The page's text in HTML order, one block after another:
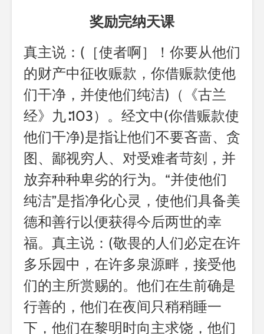
奖励完纳天课
真主说：(［使者啊］！你要从他们
的财产中征收赈款，你借赈款使他
们干净，并使他们纯洁)（《古兰
经》九∶103）。经文中(你借赈款使
他们干净)是指让他们不要吝啬、贪
图、鄙视穷人、对受难者苛刻，并
放弃种种卑劣的行为。“并使他们
纯洁”是指净化心灵，使他们具备美
德和善行以便获得今后两世的幸
福。真主说：(敬畏的人们必定在许
多乐园中，在许多泉源畔，接受他
们的主所赏赐的。他们在生前确是
行善的，他们在夜间只稍稍睡一
下，他们在黎明时向主求饶，他们